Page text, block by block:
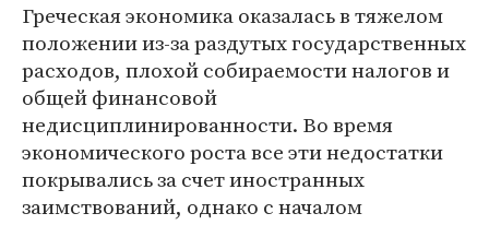
Греческая экономика оказалась в тяжелом
положении из-за раздутых государственных
расходов, плохой собираемости налогов и
общей финансовой
недисциплинированности. Во время
экономического роста все эти недостатки
покрывались за счет иностранных
заимствований, однако с началом